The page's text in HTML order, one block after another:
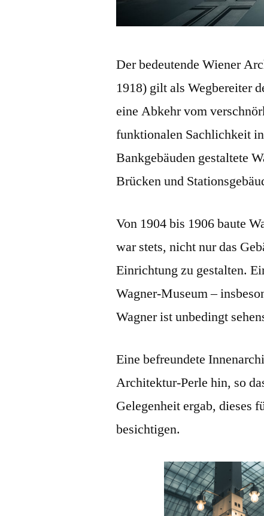
Der bedeutende Wiener
1918) gilt als Wegbereiter
eine Abkehr vom
funktionalen Sachlichkeit
Bankgebäuden gestaltete
Brücken und
Von 1904 bis 1906 baute
war stets, nicht nur das
Einrichtung zu gestalten.
Wagner-Museum –
Wagner ist unbedingt
Eine befreundete
Architektur-Perle hin, so
Gelegenheit ergab, dieses
besichtigen.